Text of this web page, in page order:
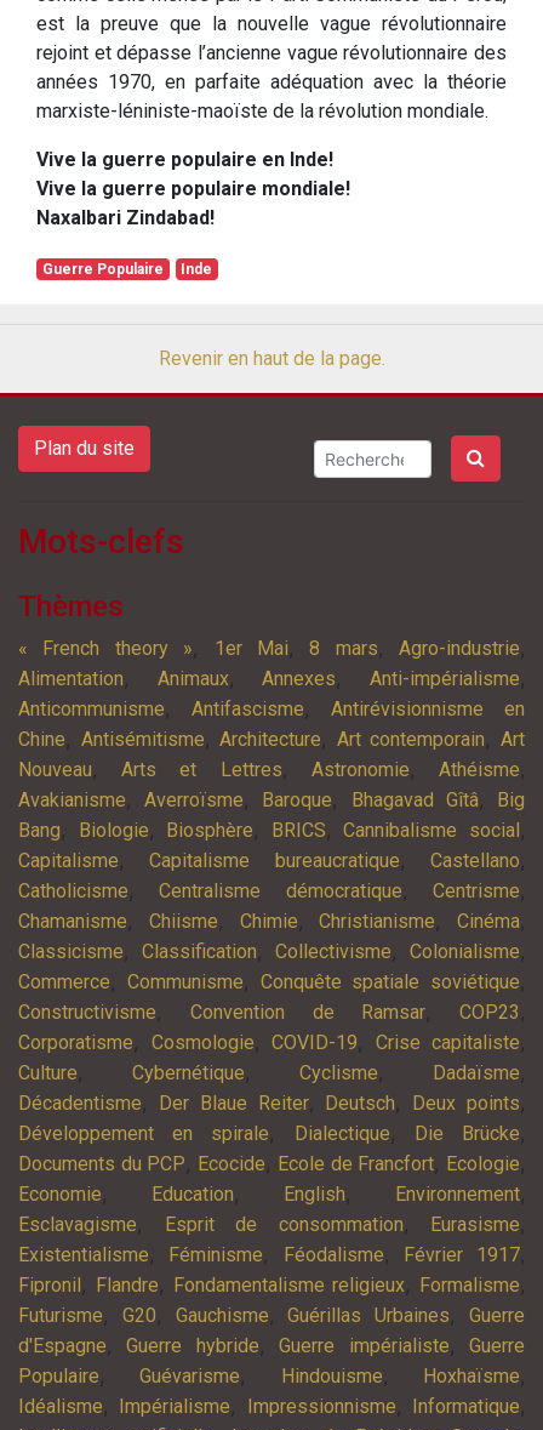
est la preuve que la nouvelle vague révolutionnaire
rejoint et dépasse l’ancienne vague révolutionnaire des
années 1970, en parfaite adéquation avec la théorie
marxiste-léniniste-maoïste de la révolution mondiale.
Vive la guerre populaire en Inde!
Vive la guerre populaire mondiale!
Naxalbari Zindabad!
Guerre Populaire Inde
Revenir en haut de la page.
Plan du site
Mots-clefs
Thèmes
« French theory », 1er Mai,8 mars, Agro-industrie,
Alimentation, Animaux,Annexes,Anti-impérialisme,
Anticommunisme, Antifascisme, Antirévisionnisme en
Chine, Antisémitisme,Architecture, Art contemporain,Art
Nouveau,Arts et Lettres, Astronomie,Athéisme,
Avakianisme,Averroïsme, Baroque, Bhagavad Gîtâ,
Big
Bang, Biologie, Biosphère, BRICS,Cannibalisme social ,
Capitalisme,Capitalisme bureaucratique,Castellano,
Catholicisme,Centralisme démocratique,Centrisme,
Chamanisme, Chiisme, Chimie,Christianisme, Cinéma,
Classicisme, Classification, Collectivisme, Colonialisme,
Commerce, Communisme, Conquête spatiale soviétique,
Constructivisme, Convention de Ramsar, COP23 ,
Corporatisme, Cosmologie, COVID-19, Crise capitaliste,
Culture, Cybernétique, Cyclisme, Dadaïsme,
Décadentisme, Der Blaue Reiter, Deutsch, Deux points,
Développement en spirale, Dialectique, Die Brücke,
Documents du PCP, Ecocide, Ecole de Francfort, Ecologie,
Economie, Education, English, Environnement,
Esclavagisme, Esprit de consommation, Eurasisme,
Existentialisme, Féminisme, Féodalisme, Février 1917,
Fipronil , Flandre, Fondamentalisme religieux, Formalisme,
Futurisme, G20, Gauchisme,Guérillas Urbaines,Guerre
d'Espagne,Guerre hybride,Guerre impérialiste,Guerre
Populaire,Guévarisme, Hindouisme, Hoxhaïsme,
Idéalisme, Impérialisme, Impressionnisme, Informatique,